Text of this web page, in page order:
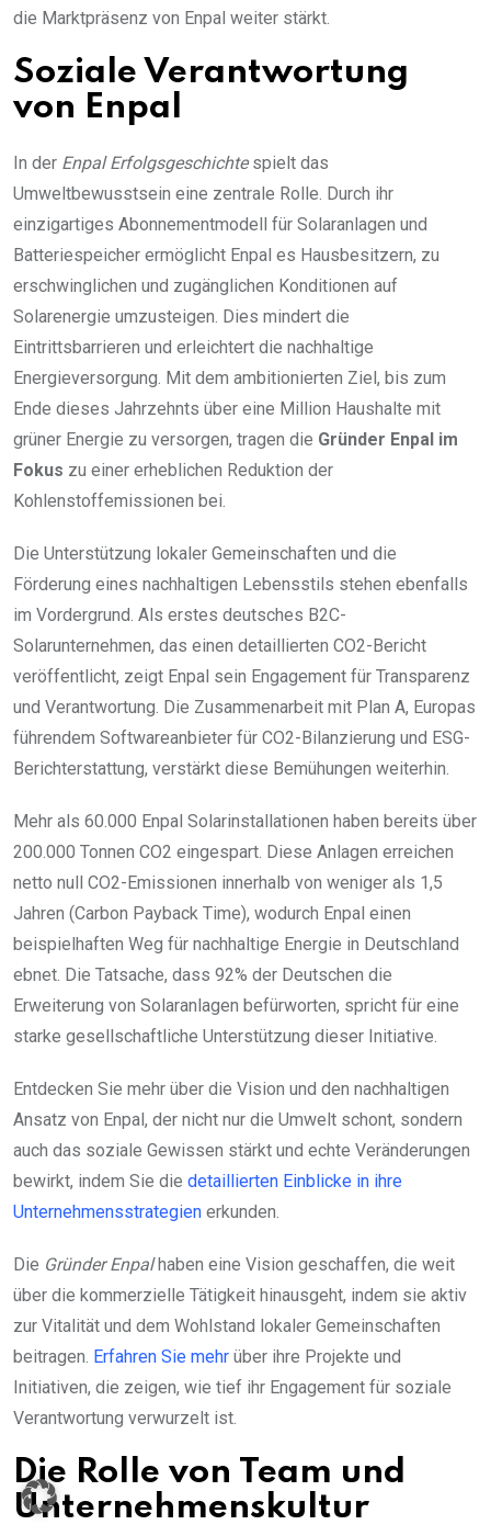
die Marktpräsenz von Enpal weiter stärkt.
Soziale Verantwortung
von Enpal
In der Enpal Erfolgsgeschichtespielt das
Umweltbewusstsein eine zentrale Rolle. Durch ihr
einzigartiges Abonnementmodell für Solaranlagen und
Batteriespeicher ermöglicht Enpal es Hausbesitzern, zu
erschwinglichen und zugänglichen Konditionen auf
Solarenergie umzusteigen. Dies mindert die
Eintrittsbarrieren und erleichtert die nachhaltige
Energieversorgung. Mit dem ambitionierten Ziel, bis zum
Ende dieses Jahrzehnts über eine Million Haushalte mit
grüner Energie zu versorgen, tragen die Gründer Enpal im
Fokus zu einer erheblichen Reduktion der
Kohlenstoffemissionen bei.
Die Unterstützung lokaler Gemeinschaften und die
Förderung eines nachhaltigen Lebensstils stehen ebenfalls
im Vordergrund. Als erstes deutsches B2C-
Solarunternehmen, das einen detaillierten CO2-Bericht
veröffentlicht, zeigt Enpal sein Engagement für Transparenz
und Verantwortung. Die Zusammenarbeit mit Plan A, Europas
führendem Softwareanbieter für CO2-Bilanzierung und ESG-
Berichterstattung, verstärkt diese Bemühungen weiterhin.
Mehr als 60.000 Enpal Solarinstallationen haben bereits über
200.000 Tonnen CO2 eingespart. Diese Anlagen erreichen
netto null CO2-Emissionen innerhalb von weniger als 1,5
Jahren (Carbon Payback Time), wodurch Enpal einen
beispielhaften Weg für nachhaltige Energie in Deutschland
ebnet. Die Tatsache, dass 92% der Deutschen die
Erweiterung von Solaranlagen befürworten, spricht für eine
starke gesellschaftliche Unterstützung dieser Initiative.
Entdecken Sie mehr über die Vision und den nachhaltigen
Ansatz von Enpal, der nicht nur die Umwelt schont, sondern
auch das soziale Gewissen stärkt und echte Veränderungen
bewirkt, indem Sie die detaillierten Einblicke in ihre
Unternehmensstrategien erkunden.
Die Gründer Enpalhaben eine Vision geschaffen, die weit
über die kommerzielle Tätigkeit hinausgeht, indem sie aktiv
zur Vitalität und dem Wohlstand lokaler Gemeinschaften
beitragen. Erfahren Sie mehr über ihre Projekte und
Initiativen, die zeigen, wie tief ihr Engagement für soziale
Verantwortung verwurzelt ist.
Die Rolle von Team und
Unternehmenskultur